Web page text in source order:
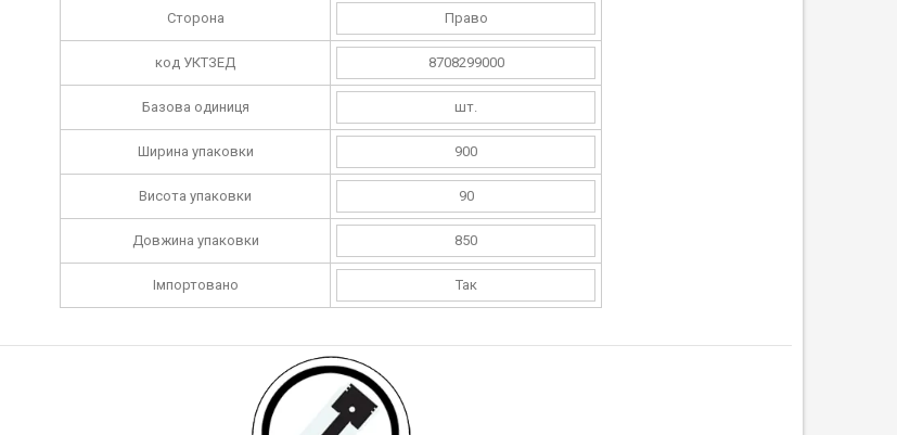
Сторона Право
код УКТЗЕД 8708299000
Базова одиниця шт.
Ширина упаковки 900
Висота упаковки 90
Довжина упаковки 850
Імпортовано Так